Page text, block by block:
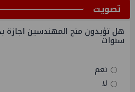
ﺗﺼﻮﻳﺖ
هل تؤيدون منح المهندسين اجازة
سنوات
نعم
لا